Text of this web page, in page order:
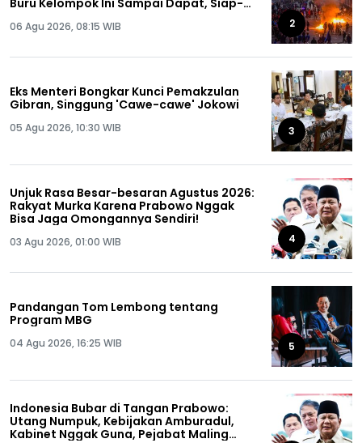
Buru Kelompok Ini Sampai Dapat, Siap-
06 Agu 2026, 08:15 WIB 2
Eks Menteri Bongkar Kunci Pemakzulan
Gibran, Singgung 'Cawe-cawe' Jokowi
05 Agu 2026, 10:30 WIB 3
Unjuk Rasa Besar-besaran Agustus 2026:
Rakyat Murka Karena Prabowo Nggak
Bisa Jaga Omongannya Sendiri!
03 Agu 2026, 01:00 WIB 4
Pandangan Tom Lembong tentang
Program MBG
04 Agu 2026, 16:25 WIB 5
Indonesia Bubar di Tangan Prabowo:
Utang Numpuk, Kebijakan Amburadul,
Kabinet Nggak Guna, Pejabat Maling